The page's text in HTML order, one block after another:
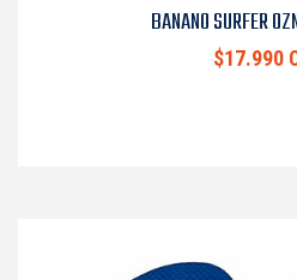
BANANO SURFER
$17.990